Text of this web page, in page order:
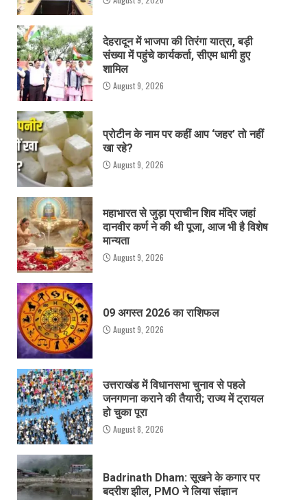
देहरादून में भाजपा की तिरंगा यात्रा, बड़ी
संख्या में पहुंचे कार्यकर्ता, सीएम धामी हुए
शामिल
August 9, 2026
प्रोटीन के नाम पर कहीं आप ‘जहर’ तो नहीं
खा रहे?
August 9, 2026
महाभारत से जुड़ा प्राचीन शिव मंदिर जहां
दानवीर कर्ण ने की थी पूजा, आज भी है विशेष
मान्यता
August 9, 2026
09 अगस्त 2026 का राशिफल
August 9, 2026
उत्तराखंड में विधानसभा चुनाव से पहले
जनगणना कराने की तैयारी; राज्य में ट्रायल
हो चुका पूरा
August 8, 2026
Badrinath Dham: सूखने के कगार पर
बदरीश झील, PMO ने लिया संज्ञान